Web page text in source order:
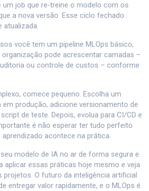
job que re‑treine o modelo com os
a nova versão. Esse ciclo fechado
atualizada.
você tem um pipeline MLOps básico,
pode acrescentar camadas –
ou controle de custos – conforme
comece pequeno. Escolha um
produção, adicione versionamento de
de teste. Depois, evolua para CI/CD e
é não esperar ter tudo perfeito
acontece na prática.
modelo de IA no ar de forma segura e
aplicar essas práticas hoje mesmo e veja
projetos. O futuro da inteligência artificial
entregar valor rapidamente, e o MLOps é